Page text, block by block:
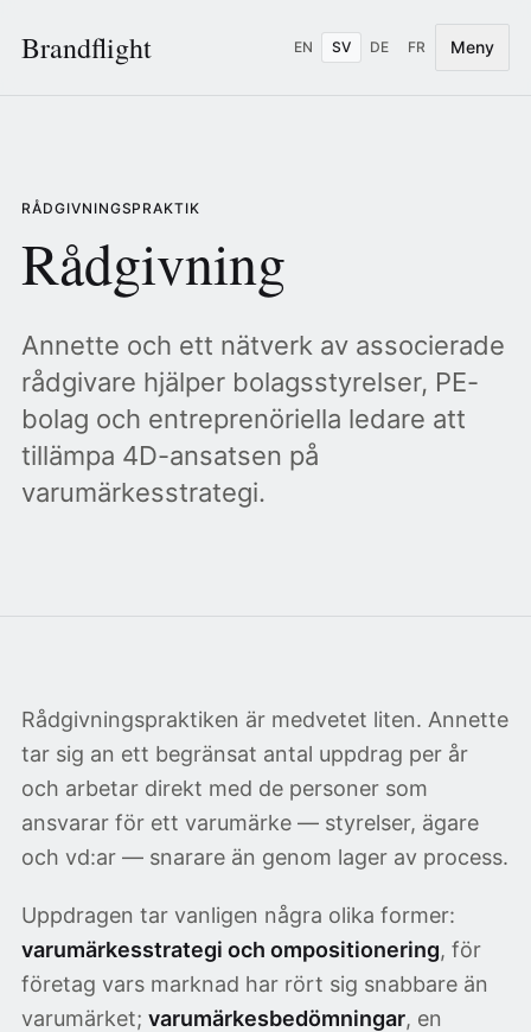
Brandflight EN SV DE FR Meny
RÅDGIVNINGSPRAKTIK
Rådgivning
Annette och ett nätverk av associerade
rådgivare hjälper bolagsstyrelser, PE-
bolag och entreprenöriella ledare att
tillämpa 4D-ansatsen på
varumärkesstrategi.
Rådgivningspraktiken är medvetet liten. Annette
tar sig an ett begränsat antal uppdrag per år
och arbetar direkt med de personer som
ansvarar för ett varumärke — styrelser, ägare
och vd:ar — snarare än genom lager av process.
Uppdragen tar vanligen några olika former:
varumärkesstrategi och ompositionering, för
företag vars marknad har rört sig snabbare än
varumärket; varumärkesbedömningar, en